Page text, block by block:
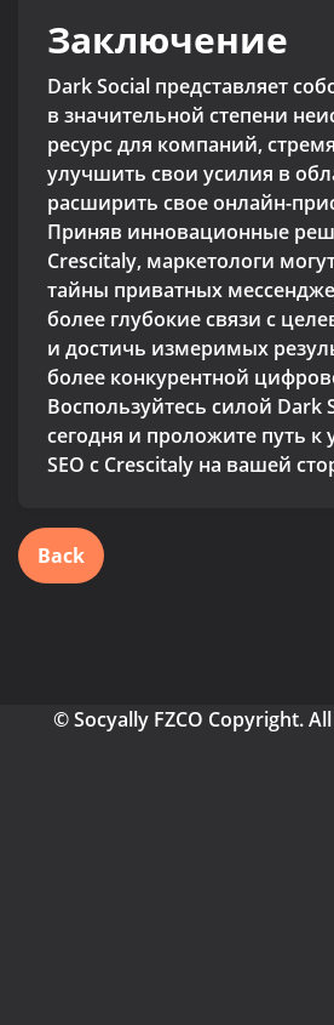
Заключение
Dark Social представляет
в значительной степени
ресурс для компаний,
улучшить свои усилия в
расширить свое онлайн-
Приняв инновационные
Crescitaly, маркетологи
тайны приватных
более глубокие связи с
и достичь измеримых
более конкурентной
Воспользуйтесь силой Dark
сегодня и проложите путь к
SEO с Crescitaly на вашей
Back
© Socyally FZCO Copyright.